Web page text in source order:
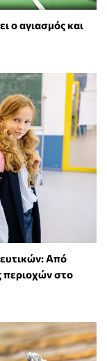
ο αγιασμός και
Από
περιοχών στο